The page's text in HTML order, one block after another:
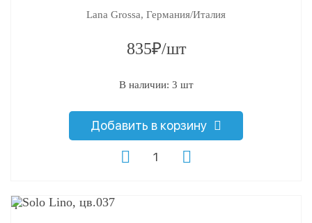
Lana Grossa, Германия/Италия
835₽/шт
В наличии: 3 шт
Добавить в корзину
q